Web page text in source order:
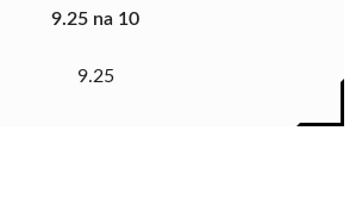
9.25 na 10
9.25